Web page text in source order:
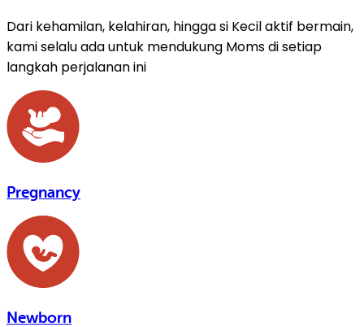
Dari kehamilan, kelahiran, hingga si Kecil aktif bermain,
kami selalu ada untuk mendukung Moms di setiap
langkah perjalanan ini
Pregnancy
Newborn